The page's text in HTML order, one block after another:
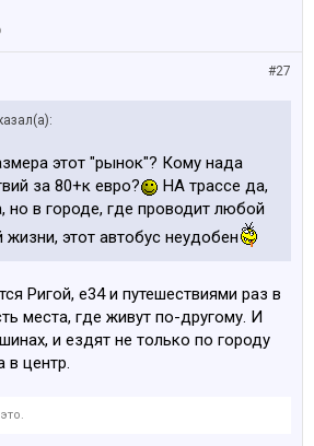
#27
этот "рынок"? Кому нада
за 80+к евро?
НА трассе да,
но в городе, где проводит любой
жизни, этот автобус неудобен
Ригой, е34 и путешествиями раз в
места, где живут по-другому. И
и ездят не только по городу
в центр.